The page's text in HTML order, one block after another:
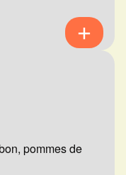
pommes de